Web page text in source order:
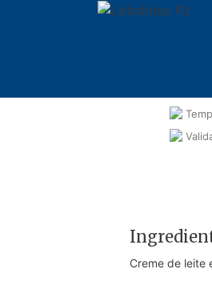
Creme de leite